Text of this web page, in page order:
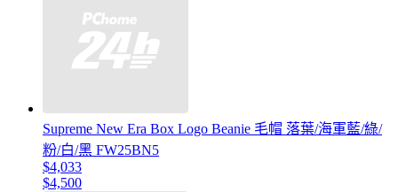
Supreme New Era Box Logo Beanie 毛帽 落葉/海軍藍/綠/
粉/白/黑 FW25BN5
$4,033
$4,500